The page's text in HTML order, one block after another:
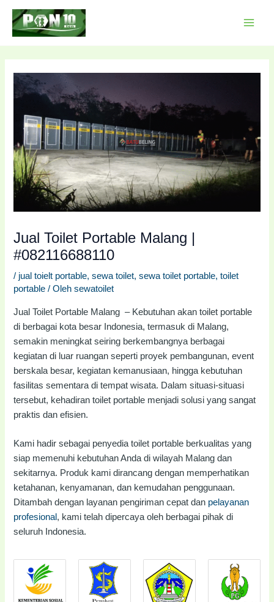
konten
Jual Toilet Portable Malang |
#082116688110
/ jual toielt portable,sewa toilet,sewa toilet portable,toilet
portable / Olehsewatoilet
Jual Toilet Portable Malang – Kebutuhan akan toilet portable
di berbagai kota besar Indonesia, termasuk di Malang,
semakin meningkat seiring berkembangnya berbagai
kegiatan di luar ruangan seperti proyek pembangunan, event
berskala besar, kegiatan kemanusiaan, hingga kebutuhan
fasilitas sementara di tempat wisata. Dalam situasi-situasi
tersebut, kehadiran toilet portable menjadi solusi yang sangat
praktis dan efisien.
Kami hadir sebagai penyedia toilet portable berkualitas yang
siap memenuhi kebutuhan Anda di wilayah Malang dan
sekitarnya. Produk kami dirancang dengan memperhatikan
ketahanan, kenyamanan, dan kemudahan penggunaan.
Ditambah dengan layanan pengiriman cepat dan pelayanan
profesional , kami telah dipercaya oleh berbagai pihak di
seluruh Indonesia.
navigation